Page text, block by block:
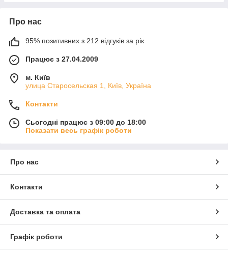
Про нас
95% позитивних з 212 відгуків за рік
Працює з 27.04.2009
м. Київ
улица Старосельская 1, Київ, Україна
Контакти
Сьогодні працює з 09:00 до 18:00
Показати весь графік роботи
Про нас
Контакти
Доставка та оплата
Графік роботи